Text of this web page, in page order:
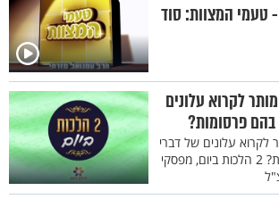
טעמי המצוות: סוד
לקרוא עלונים
פרסומות?
לקרוא עלונים של דברי
תורה שיש בהם פרסומות? 2 הלכות ביום, מפסקי